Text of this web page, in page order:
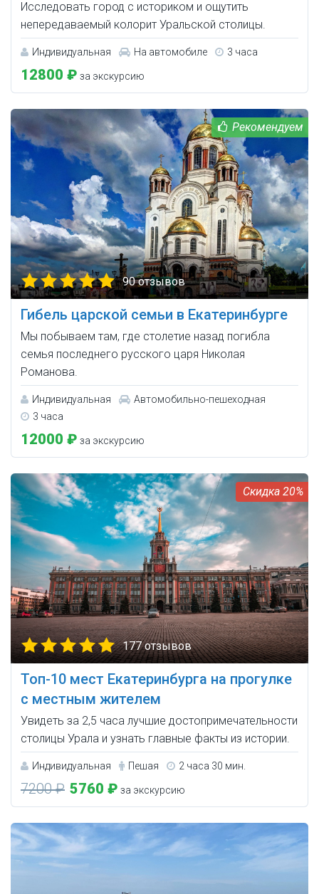
Исследовать город с историком и ощутить
непередаваемый колорит Уральской столицы.
Индивидуальная На автомобиле 3 часа
12800 ₽ за экскурсию
90 отзывов
Гибель царской семьи в Екатеринбурге
Мы побываем там, где столетие назад погибла
семья последнего русского царя Николая
Романова.
Индивидуальная
Автомобильно-пешеходная
3 часа
12000 ₽ за экскурсию
20%
177 отзывов
Топ-10 мест Екатеринбурга на прогулке
с местным жителем
Увидеть за 2,5 часа лучшие достопримечательности
столицы Урала и узнать главные факты из истории.
Индивидуальная Пешая 2 часа 30 мин.
7200 ₽ 5760 ₽ за экскурсию